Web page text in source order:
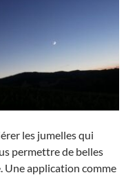
les jumelles qui
permettre de belles
Une application comme